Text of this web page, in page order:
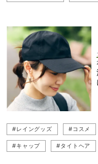
#H＆M（エイチアンドエム）
#サンダルコーデ #白コー
#ホワイト #雨の日
#スナップ（SNAP） #黒
#レイングッズ #コスメ
#キャップ #タイトヘア